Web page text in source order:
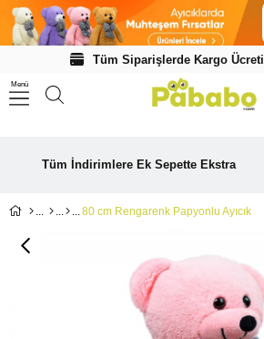
Tüm Siparişlerde Kargo Ücreti
Menü
Tüm İndirimlere Ek Sepette Ekstra
80 cm Rengarenk Papyonlu Ayıcık